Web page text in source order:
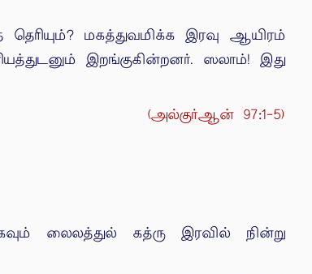
மகத்துவமிக்க இரவு ஆயிரம்
இறங்குகின்றனர். ஸலாம்! இது
(அல்குர்ஆன் 97:1-5)
லைலத்துல் கத்ரு இரவில் நின்று